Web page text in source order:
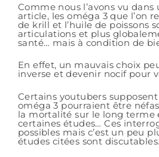
Comme nous l’avons vu
article, les oméga 3 que l’on
de krill et l’huile de poissons
articulations et plus
santé… mais à condition de
En effet, un mauvais choix
inverse et devenir nocif pour
Certains youtubers
oméga 3 pourraient être
la mortalité sur le long terme
certaines études… Ces
possibles mais c’est un peu
études citées sont discutables.